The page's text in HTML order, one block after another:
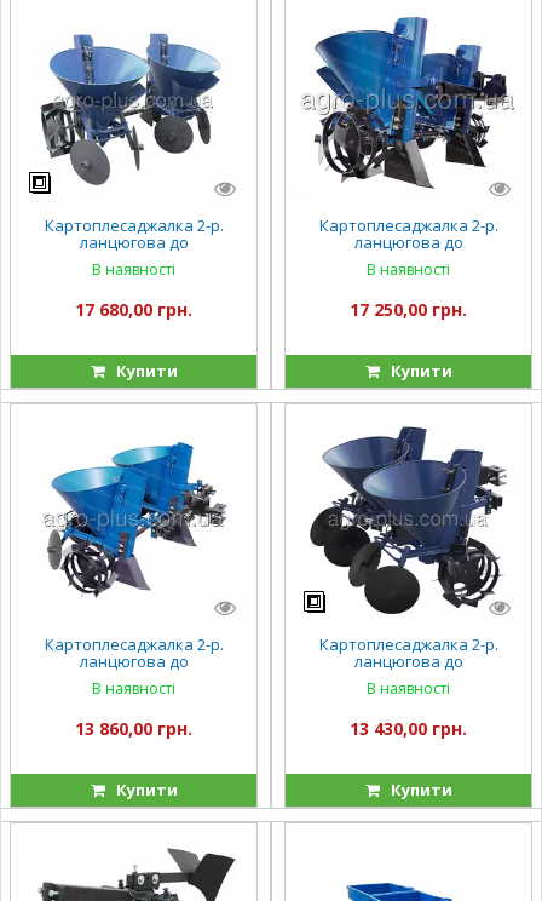
Картоплесаджалка 2-р.
ланцюгова до
мототрактора + бункер для
внесення добрив
(КС20)
В наявності
17 680,00 грн.
Купити
Картоплесаджалка 2-р.
ланцюгова до
мототрактора + бункер для
внесення добрив
В наявності
17 250,00 грн.
Купити
Картоплесаджалка 2-р.
ланцюгова до
мототрактора (регульоване
міжряддя) (КС18)
В наявності
13 860,00 грн.
Купити
Картоплесаджалка 2-р.
ланцюгова до
мототрактора (фіксоване
міжряддя) (КС17)
В наявності
13 430,00 грн.
Купити